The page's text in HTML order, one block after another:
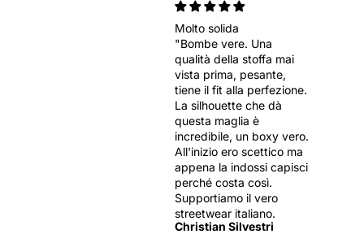
Molto solida
"Bombe vere. Una
qualità della stoffa mai
vista prima, pesante,
tiene il fit alla perfezione.
La silhouette che dà
questa maglia è
incredibile, un boxy vero.
All'inizio ero scettico ma
appena la indossi capisci
perché costa così.
Supportiamo il vero
streetwear italiano.
Christian Silvestri